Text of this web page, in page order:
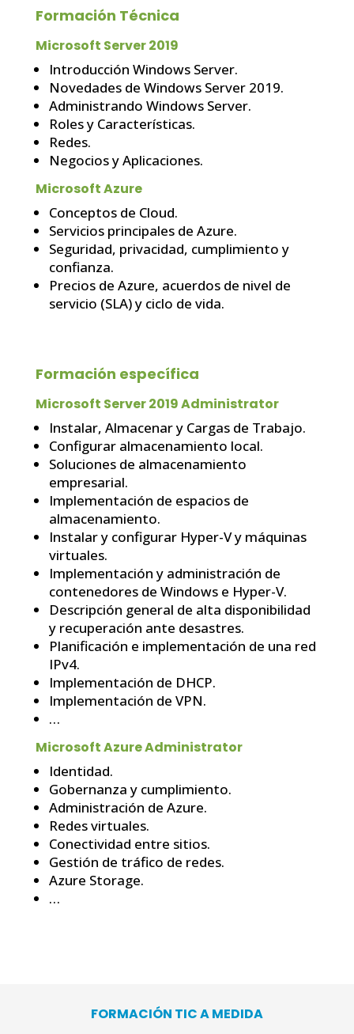
Formación Técnica
Microsoft Server 2019
Introducción Windows Server.
Novedades de Windows Server 2019.
Administrando Windows Server.
Roles y Características.
Redes.
Negocios y Aplicaciones.
Microsoft Azure
Conceptos de Cloud.
Servicios principales de Azure.
Seguridad, privacidad, cumplimiento y
confianza.
Precios de Azure, acuerdos de nivel de
servicio (SLA) y ciclo de vida.
Formación específica
Microsoft Server 2019 Administrator
Instalar, Almacenar y Cargas de Trabajo.
Configurar almacenamiento local.
Soluciones de almacenamiento
empresarial.
Implementación de espacios de
almacenamiento.
Instalar y configurar Hyper-V y máquinas
virtuales.
Implementación y administración de
contenedores de Windows e Hyper-V.
Descripción general de alta disponibilidad
y recuperación ante desastres.
Planificación e implementación de una red
IPv4.
Implementación de DHCP.
Implementación de VPN.
…
Microsoft Azure Administrator
Identidad.
Gobernanza y cumplimiento.
Administración de Azure.
Redes virtuales.
Conectividad entre sitios.
Gestión de tráfico de redes.
Azure Storage.
…
FORMACIÓN TIC A MEDIDA